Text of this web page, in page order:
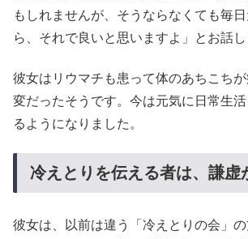
もしれませんが、そうならなくても毎
ら、それで良いと思いますよ」とお話し
彼女はリウマチも患って体のあちこち
変だったそうです。今は元気に日常生
るようになりました。
冷えとりを伝える者は、謙虚
彼女は、以前は違う「冷えとりの会」